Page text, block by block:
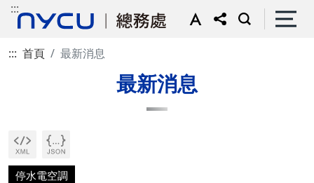
:::
::: 首頁 最新消息
最新消息
停水電空調